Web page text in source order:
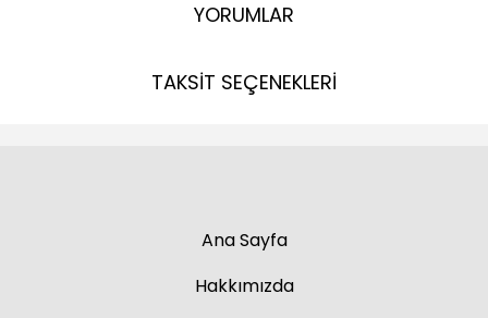
YORUMLAR
TAKSİT SEÇENEKLERİ
Ana Sayfa
Hakkımızda